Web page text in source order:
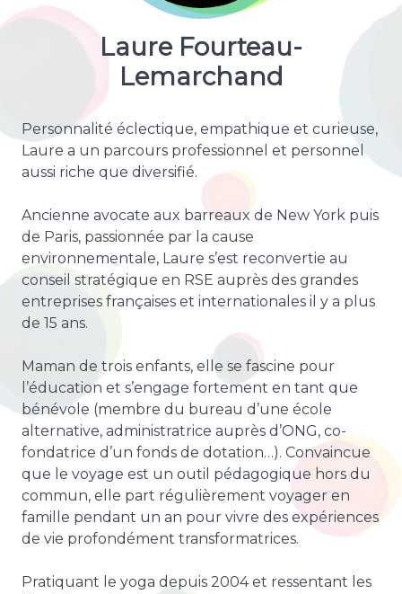
Laure Fourteau-
Lemarchand
Personnalité éclectique, empathique et curieuse,
Laure a un parcours professionnel et personnel
aussi riche que diversifié.
Ancienne avocate aux barreaux de New York puis
de Paris, passionnée par la cause
environnementale, Laure s’est reconvertie au
conseil stratégique en RSE auprès des grandes
entreprises françaises et internationales il y a plus
de 15 ans.
Maman de trois enfants, elle se fascine pour
l’éducation et s’engage fortement en tant que
bénévole (membre du bureau d’une école
alternative, administratrice auprès d’ONG, co-
fondatrice d’un fonds de dotation…). Convaincue
que le voyage est un outil pédagogique hors du
commun, elle part régulièrement voyager en
famille pendant un an pour vivre des expériences
de vie profondément transformatrices.
Pratiquant le yoga depuis 2004 et ressentant les